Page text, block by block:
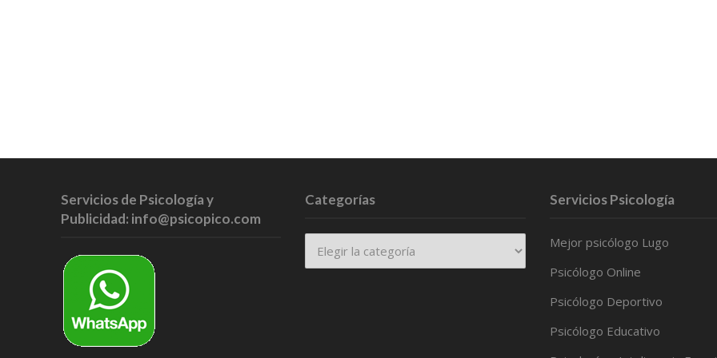
Servicios de Psicología y
Publicidad: info@psicopico.com
Categorías Servicios Psicología
Mejor psicólogo Lugo
Psicólogo Online
Psicólogo Deportivo
Psicólogo Educativo